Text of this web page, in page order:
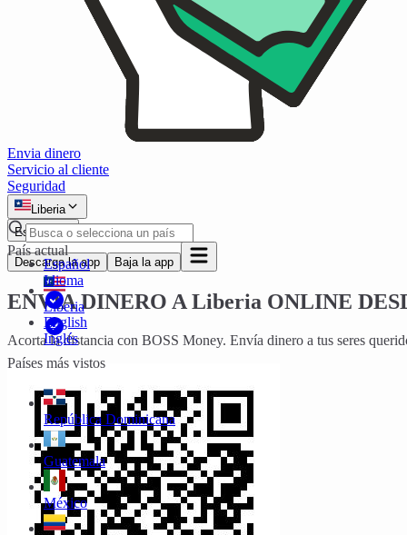
Envia dinero
Servicio al cliente
Seguridad
Liberia
País actual
Liberia
Países más vistos
República Dominicana
Guatemala
México
Español
Español
Idioma
English
Inglés
Descarga la app Baja la app
ENVÍA DINERO A Liberia ONLINE
Acorta la distancia con BOSS Money. Envía dinero a tus seres